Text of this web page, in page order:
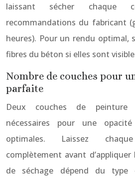
laissant sécher chaque
recommandations du fabricant
heures). Pour un rendu optimal,
fibres du béton si elles sont
Nombre de couches pour
parfaite
Deux couches de peinture
nécessaires pour une
optimales. Laissez
complètement avant
de séchage dépend du